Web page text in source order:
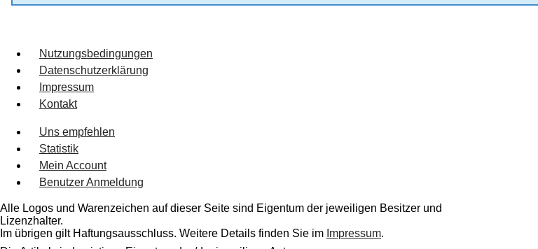
Nutzungsbedingungen
Datenschutzerklärung
Impressum
Kontakt
Uns empfehlen
Statistik
Mein Account
Benutzer Anmeldung
Alle Logos und Warenzeichen auf dieser Seite sind Eigentum der jeweiligen Besitzer und
Lizenzhalter.
Im übrigen gilt Haftungsausschluss. Weitere Details finden Sie im Impressum.